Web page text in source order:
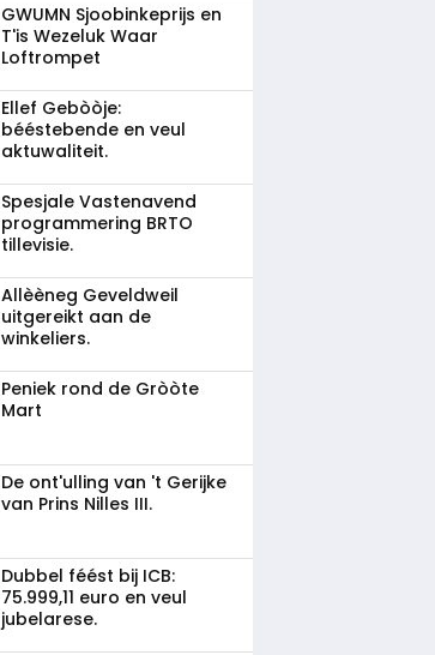
GWUMN Sjoobinkeprijs en
T'is Wezeluk Waar
Loftrompet
Ellef Gebòòje:
bééstebende en veul
aktuwaliteit.
Spesjale Vastenavend
programmering BRTO
tillevisie.
Allèèneg Geveldweil
uitgereikt aan de
winkeliers.
Peniek rond de Gròòte
Mart
De ont'ulling van 't Gerijke
van Prins Nilles III.
Dubbel féést bij ICB:
75.999,11 euro en veul
jubelarese.